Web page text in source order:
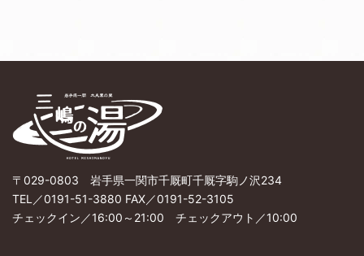
〒029-0803 岩手県一関市千厩町千厩字駒ノ沢234
TEL／0191-51-3880 FAX／0191-52-3105
チェックイン／16:00～21:00 チェックアウト／10:00